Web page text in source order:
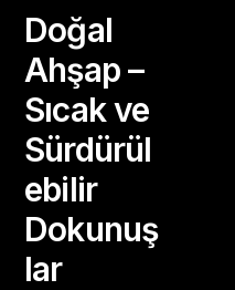
Doğal
Ahşap –
Sıcak ve
Sürdürül
ebilir
Dokunuş
lar